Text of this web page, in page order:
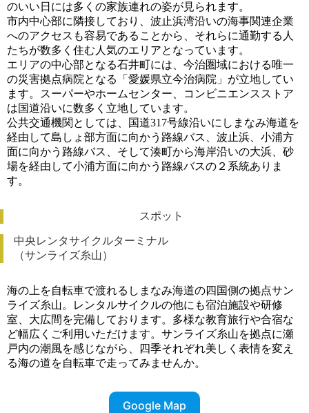
のいい日には多くの家族連れの姿が見られます。
市内中心部に隣接しており、波止浜湾沿いの海事関連企業
へのアクセスも容易であることから、それらに通勤する人
たちが数多く住む人気のエリアとなっています。
エリアの中心部となる石井町には、今治圏域における唯一
の災害拠点病院となる「愛媛県立今治病院」が立地してい
ます。スーパーやホームセンター、コンビニエンスストア
は国道沿いに数多く立地しています。
公共交通機関としては、国道317号線沿いにしまなみ海道を
経由して島しょ部方面に向かう路線バス、波止浜、小浦方
面に向かう路線バス、そして湊町から海岸沿いの大浜、砂
場を経由して小浦方面に向かう路線バスの２系統ありま
す。
スポット
中央レンタサイクルターミナル
（サンライズ糸山）
海の上を自転車で渡れるしまなみ海道の四国側の拠点サン
ライズ糸山。レンタルサイクルの他にも宿泊施設や研修
室、大広間を完備しております。多様な教育旅行や合宿な
ど幅広くご利用いただけます。サンライズ糸山を拠点に瀬
戸内の潮風を感じながら、四季それぞれ美しく表情を変え
る海の道を自転車で走ってみませんか。
Google Map